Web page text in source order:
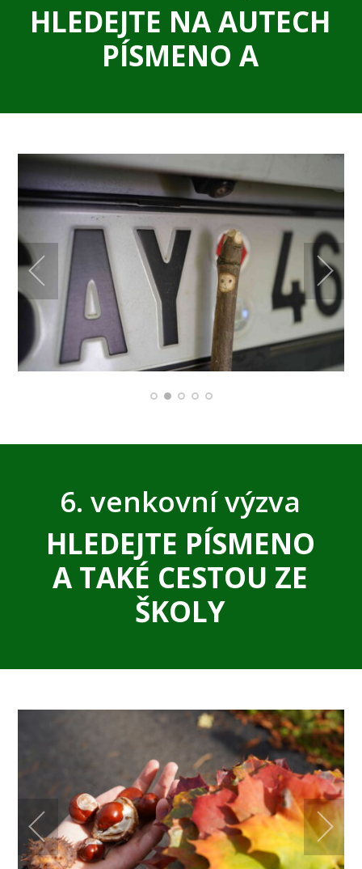
HLEDEJTE NA AUTECH
PÍSMENO A
6. venkovní výzva
HLEDEJTE PÍSMENO
A TAKÉ CESTOU ZE
ŠKOLY